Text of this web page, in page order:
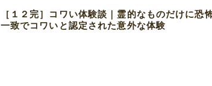
［１２完］コワい体験談｜霊的なものだけに
一致でコワいと認定された意外な体験